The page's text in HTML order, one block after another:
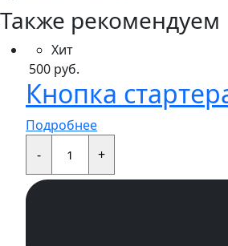
Также рекомендуем
Хит
500 руб.
Кнопка
Подробнее
-
Кнопка
стартера
KT50,TS,MINI,TD,K,TT,EVO
+